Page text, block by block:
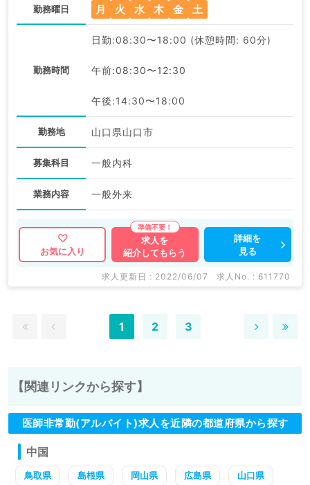
勤務曜日 月 火 水 木 金 土
勤務時間
日勤:08:30〜18:00 (休憩時間: 60分)
午前:08:30〜12:30
午後:14:30〜18:00
勤務地 山口県山口市
募集科目 一般内科
業務内容 一般外来
お気に入り
求人を
紹介してもらう
詳細を
見る
求人更新日 : 2022/06/07 求人No. : 611770
1 2 3
【関連リンクから探す】
医師非常勤(アルバイト)求人を近隣の都道府県から探す
中国
鳥取県 島根県 岡山県 広島県 山口県